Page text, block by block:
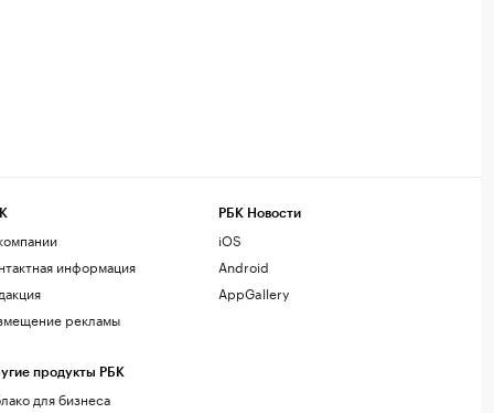
информация
рекламы
продукты РБК
для бизнеса
РБК Новости
iOS
Android
AppGallery